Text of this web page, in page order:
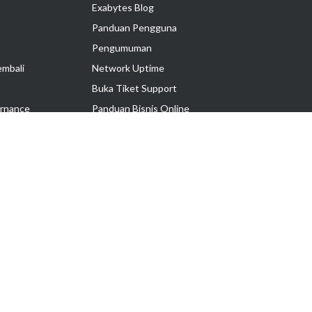
Exabytes Blog
Panduan Pengguna
Pengumuman
Network Uptime
Buka Tiket Support
Panduan Bisnis Online